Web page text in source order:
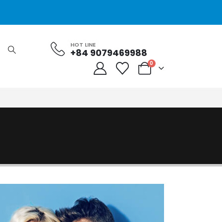
HOT LINE
+84 9079469988
0